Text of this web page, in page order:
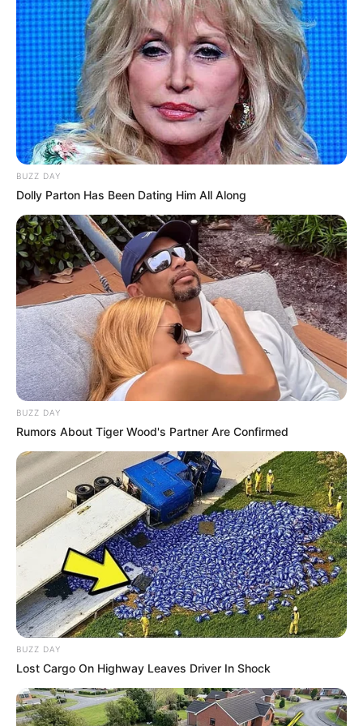
BUZZ DAY
Dolly Parton Has Been Dating Him All Along
BUZZ DAY
Rumors About Tiger Wood's Partner Are Confirmed
BUZZ DAY
Lost Cargo On Highway Leaves Driver In Shock